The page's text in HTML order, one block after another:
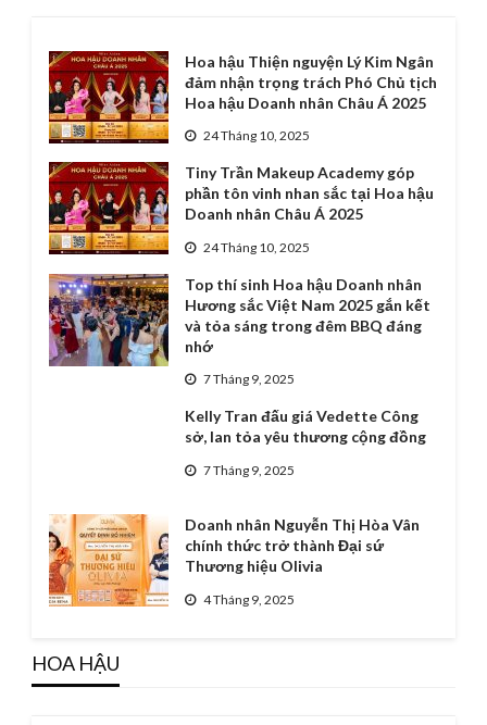
Hoa hậu Thiện nguyện Lý Kim Ngân
đảm nhận trọng trách Phó Chủ tịch
Hoa hậu Doanh nhân Châu Á 2025
24 Tháng 10, 2025
Tiny Trần Makeup Academy góp
phần tôn vinh nhan sắc tại Hoa hậu
Doanh nhân Châu Á 2025
24 Tháng 10, 2025
Top thí sinh Hoa hậu Doanh nhân
Hương sắc Việt Nam 2025 gắn kết
và tỏa sáng trong đêm BBQ đáng
nhớ
7 Tháng 9, 2025
Kelly Tran đấu giá Vedette Công
sở, lan tỏa yêu thương cộng đồng
7 Tháng 9, 2025
Doanh nhân Nguyễn Thị Hòa Vân
chính thức trở thành Đại sứ
Thương hiệu Olivia
4 Tháng 9, 2025
HOA HẬU